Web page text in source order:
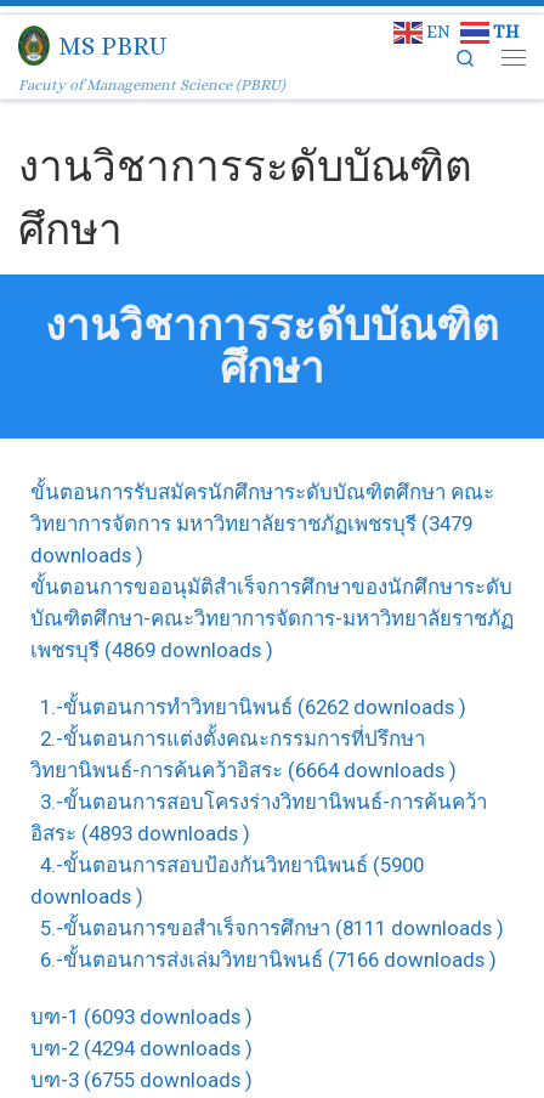
Skip to content
MS PBRU
Facuty of Management Science (PBRU)
Search
งานวิชาการระดับบัณฑิต
ศึกษา
งานวิชาการระดับบัณฑิต
ศึกษา
ขั้นตอนการรับสมัครนักศึกษาระดับบัณฑิตศึกษา คณะ
วิทยาการจัดการ มหาวิทยาลัยราชภัฏเพชรบุรี (3479
downloads )
ขั้นตอนการขออนุมัติสำเร็จการศึกษาของนักศึกษาระดับ
บัณฑิตศึกษา-คณะวิทยาการจัดการ-มหาวิทยาลัยราชภัฏ
เพชรบุรี (4869 downloads )
1.-ขั้นตอนการทำวิทยานิพนธ์ (6262 downloads )
2.-ขั้นตอนการแต่งตั้งคณะกรรมการที่ปรึกษา
วิทยานิพนธ์-การค้นคว้าอิสระ (6664 downloads )
3.-ขั้นตอนการสอบโครงร่างวิทยานิพนธ์-การค้นคว้า
อิสระ (4893 downloads )
4.-ขั้นตอนการสอบป้องกันวิทยานิพนธ์ (5900
downloads )
5.-ขั้นตอนการขอสำเร็จการศึกษา (8111 downloads )
6.-ขั้นตอนการส่งเล่มวิทยานิพนธ์ (7166 downloads )
บฑ-1 (6093 downloads )
บฑ-2 (4294 downloads )
บฑ-3 (6755 downloads )
EN TH